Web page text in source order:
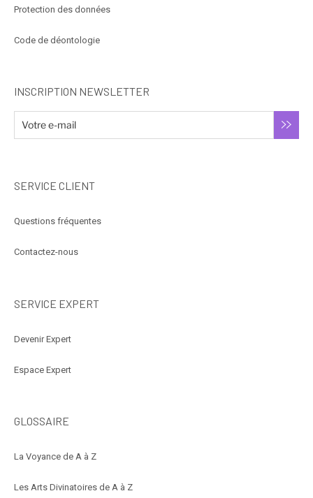
Protection des données
Code de déontologie
INSCRIPTION NEWSLETTER
SERVICE CLIENT
Questions fréquentes
Contactez-nous
SERVICE EXPERT
Devenir Expert
Espace Expert
GLOSSAIRE
La Voyance de A à Z
Les Arts Divinatoires de A à Z